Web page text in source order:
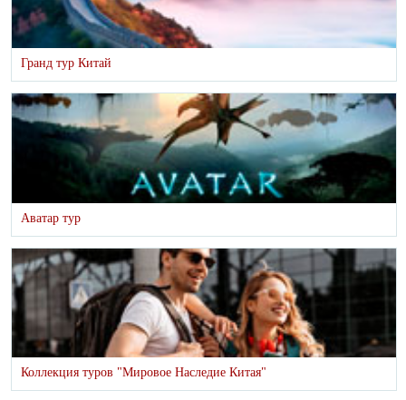
Гранд тур Китай
Аватар тур
Коллекция туров "Мировое Наследие Китая"